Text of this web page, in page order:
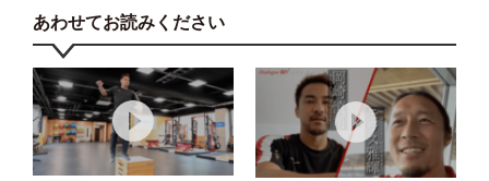
あわせてお読みください